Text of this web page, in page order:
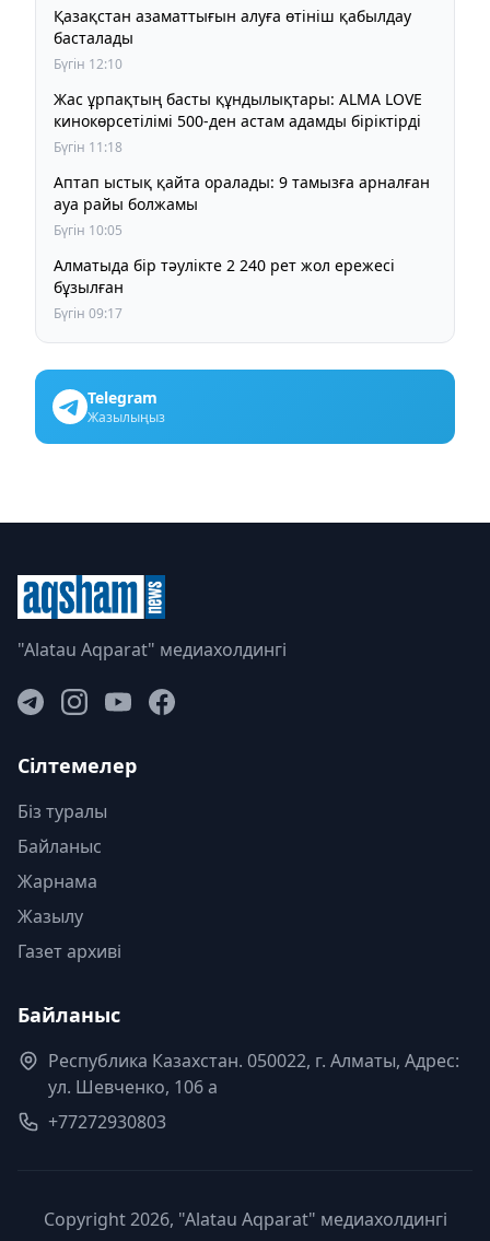
Қазақстан азаматтығын алуға өтініш қабылдау
басталады
Бүгін 12:10
Жас ұрпақтың басты құндылықтары: ALMA LOVE
кинокөрсетілімі 500-ден астам адамды біріктірді
Бүгін 11:18
Аптап ыстық қайта оралады: 9 тамызға арналған
ауа райы болжамы
Бүгін 10:05
Алматыда бір тәулікте 2 240 рет жол ережесі
бұзылған
Бүгін 09:17
Telegram
Жазылыңыз
"Alatau Aqparat" медиахолдингі
Сілтемелер
Біз туралы
Байланыс
Жарнама
Жазылу
Газет архиві
Байланыс
Республика Казахстан. 050022, г. Алматы, Адрес:
ул. Шевченко, 106 а
+77272930803
Copyright 2026, "Alatau Aqparat" медиахолдингі